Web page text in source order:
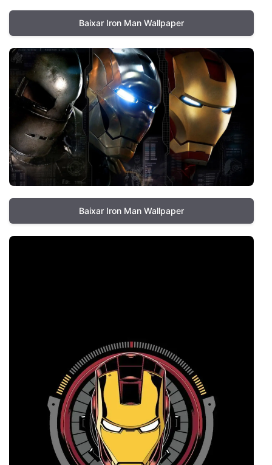
Baixar Iron Man Wallpaper
Baixar Iron Man Wallpaper